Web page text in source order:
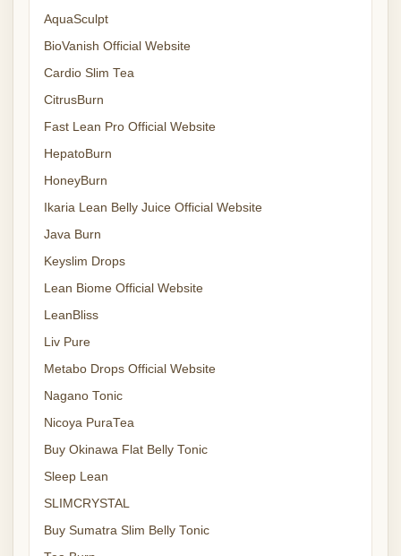
AquaSculpt
BioVanish Official Website
Cardio Slim Tea
CitrusBurn
Fast Lean Pro Official Website
HepatoBurn
HoneyBurn
Ikaria Lean Belly Juice Official Website
Java Burn
Keyslim Drops
Lean Biome Official Website
LeanBliss
Liv Pure
Metabo Drops Official Website
Nagano Tonic
Nicoya PuraTea
Buy Okinawa Flat Belly Tonic
Sleep Lean
SLIMCRYSTAL
Buy Sumatra Slim Belly Tonic